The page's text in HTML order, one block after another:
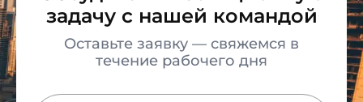
задачу с нашей командой
Оставьте заявку — свяжемся в
течение рабочего дня